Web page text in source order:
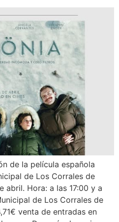
de la película española
de Los Corrales de
abril. Hora: a las 17:00 y a
de Los Corrales de
venta de entradas en